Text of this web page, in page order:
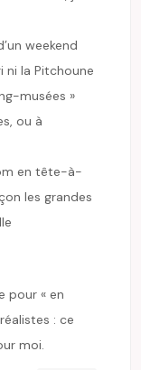
weekend
ni la Pitchoune
musées »
ou à
en tête-à-
les grandes
pour « en
: ce
moi.